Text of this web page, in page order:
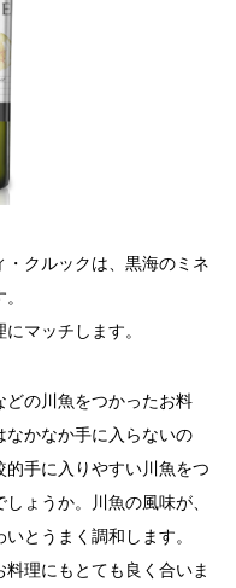
クルックは、 黒海のミネ
マッチします。
どの川魚をつかったお料
なかなか手に入らないの
手に入りやすい川魚をつ
ょうか。川魚の風味が、
とうまく調和しま す。
理にもとても良く合いま